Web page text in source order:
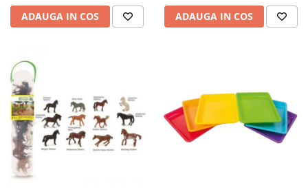
Nevoi speciale si sindrom Down
Jucarii cu alfabet
Seturi Numberblocks
Jucarii de motricitate
Jucarii fructe si legume
Puzzle-uri
Puzzle clasic
Puzzle incastru
ADAUGA IN COS ADAUGA IN COS